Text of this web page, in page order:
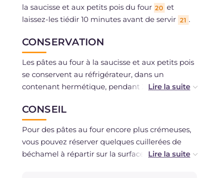
la saucisse et aux petits pois du four 20 et
laissez-les tiédir 10 minutes avant de servir 21 .
CONSERVATION
Les pâtes au four à la saucisse et aux petits pois
se conservent au réfrigérateur, dans un
contenant hermétique, pendant 2 jours. Avant
ondes en ajoutant, si besoin, une cuillère de lait
ou de béchamel pour les rendre à nouveau
onctueuses.
Vous pouvez aussi les congeler une fois cuites et
CONSEIL
Pour des pâtes au four encore plus crémeuses,
vous pouvez réserver quelques cuillerées de
béchamel à répartir sur la surface avant